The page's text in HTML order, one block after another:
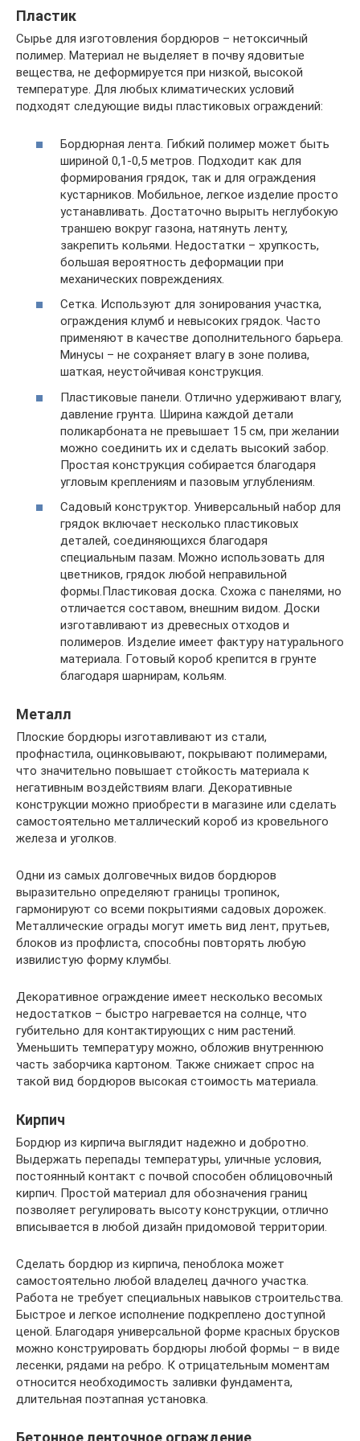
Пластик
Сырье для изготовления бордюров – нетоксичный
полимер. Материал не выделяет в почву ядовитые
вещества, не деформируется при низкой, высокой
температуре. Для любых климатических условий
подходят следующие виды пластиковых ограждений:
Бордюрная лента. Гибкий полимер может быть
шириной 0,1-0,5 метров. Подходит как для
формирования грядок, так и для ограждения
кустарников. Мобильное, легкое изделие просто
устанавливать. Достаточно вырыть неглубокую
траншею вокруг газона, натянуть ленту,
закрепить кольями. Недостатки – хрупкость,
большая вероятность деформации при
механических повреждениях.
Сетка. Используют для зонирования участка,
ограждения клумб и невысоких грядок. Часто
применяют в качестве дополнительного барьера.
Минусы – не сохраняет влагу в зоне полива,
шаткая, неустойчивая конструкция.
Пластиковые панели. Отлично удерживают влагу,
давление грунта. Ширина каждой детали
поликарбоната не превышает 15 см, при желании
можно соединить их и сделать высокий забор.
Простая конструкция собирается благодаря
угловым креплениям и пазовым углублениям.
Садовый конструктор. Универсальный набор для
грядок включает несколько пластиковых
деталей, соединяющихся благодаря
специальным пазам. Можно использовать для
цветников, грядок любой неправильной
формы.Пластиковая доска. Схожа с панелями, но
отличается составом, внешним видом. Доски
изготавливают из древесных отходов и
полимеров. Изделие имеет фактуру натурального
материала. Готовый короб крепится в грунте
благодаря шарнирам, кольям.
Металл
Плоские бордюры изготавливают из стали,
профнастила, оцинковывают, покрывают полимерами,
что значительно повышает стойкость материала к
негативным воздействиям влаги. Декоративные
конструкции можно приобрести в магазине или сделать
самостоятельно металлический короб из кровельного
железа и уголков.
Одни из самых долговечных видов бордюров
выразительно определяют границы тропинок,
гармонируют со всеми покрытиями садовых дорожек.
Металлические ограды могут иметь вид лент, прутьев,
блоков из профлиста, способны повторять любую
извилистую форму клумбы.
Декоративное ограждение имеет несколько весомых
недостатков – быстро нагревается на солнце, что
губительно для контактирующих с ним растений.
Уменьшить температуру можно, обложив внутреннюю
часть заборчика картоном. Также снижает спрос на
такой вид бордюров высокая стоимость материала.
Кирпич
Бордюр из кирпича выглядит надежно и добротно.
Выдержать перепады температуры, уличные условия,
постоянный контакт с почвой способен облицовочный
кирпич. Простой материал для обозначения границ
позволяет регулировать высоту конструкции, отлично
вписывается в любой дизайн придомовой территории.
Сделать бордюр из кирпича, пеноблока может
самостоятельно любой владелец дачного участка.
Работа не требует специальных навыков строительства.
Быстрое и легкое исполнение подкреплено доступной
ценой. Благодаря универсальной форме красных брусков
можно конструировать бордюры любой формы – в виде
лесенки, рядами на ребро. К отрицательным моментам
относится необходимость заливки фундамента,
длительная поэтапная установка.
Бетонное ленточное ограждение